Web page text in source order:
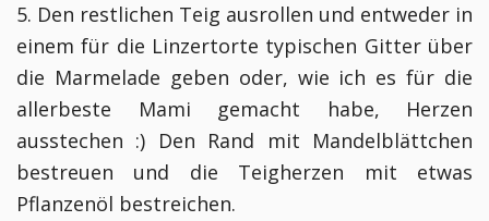
5. Den restlichen Teig ausrollen und entweder in
einem für die Linzertorte typischen Gitter über
die Marmelade geben oder, wie ich es für die
allerbeste Mami gemacht habe, Herzen
ausstechen :) Den Rand mit Mandelblättchen
bestreuen und die Teigherzen mit etwas
Pflanzenöl bestreichen.